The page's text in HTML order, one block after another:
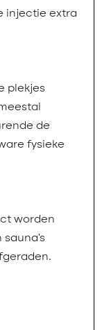
injectie extra
plekjes
de
fysieke
worden